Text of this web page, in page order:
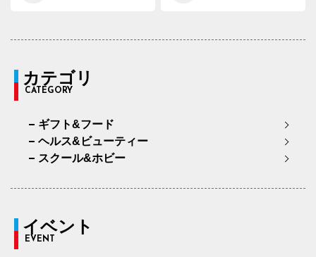
カテゴリ
CATEGORY
ギフト&フード
ヘルス&ビューティー
スクール&ホビー
イベント
EVENT